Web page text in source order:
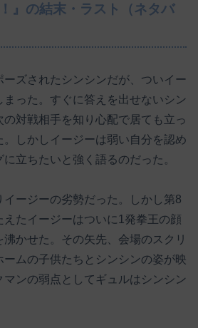
』の結末・ラスト（ネタバ
ーズされたシンシンだが、ついイー
まった。すぐに答えを出せないシン
の対戦相手を知り心配で居ても立っ
しかしイージーは弱い自分を認め
立ちたいと強く語るのだった。
ージーの劣勢だった。しかし第8
えたイージーはついに1発拳王の顔
かせた。その矢先、会場のスクリ
ムの子供たちとシンシンの姿が映
マンの弱点としてギュルはシンシン